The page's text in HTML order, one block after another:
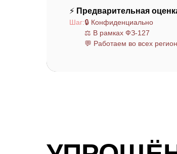
⚡ Предварительная
Шаг:🔒 Конфиденциально
⚖️ В рамках ФЗ-127
💬 Работаем во всех